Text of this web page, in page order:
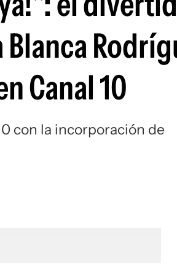
Canal 10
con la incorporación de